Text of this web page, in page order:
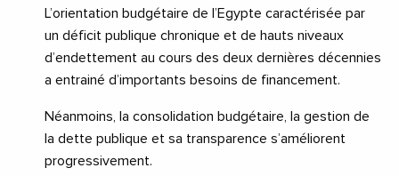
L’orientation budgétaire de l’Egypte caractérisée par
un déficit publique chronique et de hauts niveaux
d’endettement au cours des deux dernières décennies
a entrainé d’importants besoins de financement.
Néanmoins, la consolidation budgétaire, la gestion de
la dette publique et sa transparence s’améliorent
progressivement.